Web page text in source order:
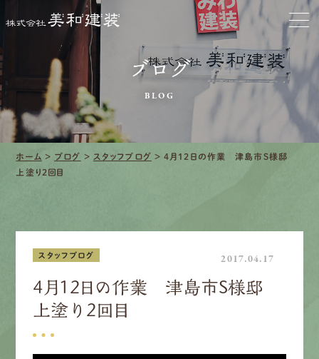
お家をきれいに
会社をきれいに
クリーニング
施工事例
会社案内
採用情報
募集要項
ブログ
BLOG
ホーム > ブログ > スタッフブログ >4月12日の作業 津島市S様邸
上塗り2回目
スタッフブログ 2017.04.17
4月12日の作業 津島市S様邸
上塗り2回目